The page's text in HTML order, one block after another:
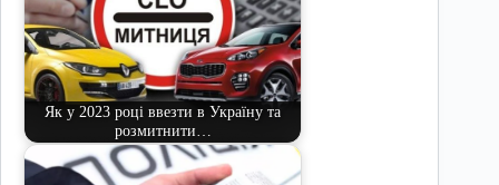
Як у 2023 році ввезти в Україну та
розмитнити…